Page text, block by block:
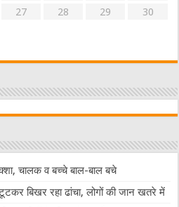
27 28 29
30
चालक व बच्चे बाल-बाल बचे
बिखर रहा ढांचा, लोगों की जान खतरे में